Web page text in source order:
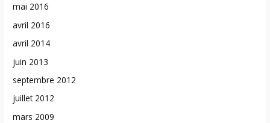
mai 2016
avril 2016
avril 2014
juin 2013
septembre 2012
juillet 2012
mars 2009